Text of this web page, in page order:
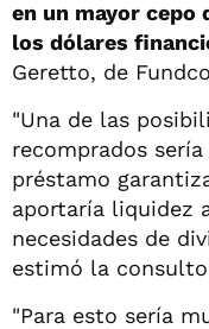
en un mayor cepo
los dólares
Geretto, de
"Una de las
recomprados
préstamo
aportaría liquidez
necesidades de
estimó la
"Para esto sería